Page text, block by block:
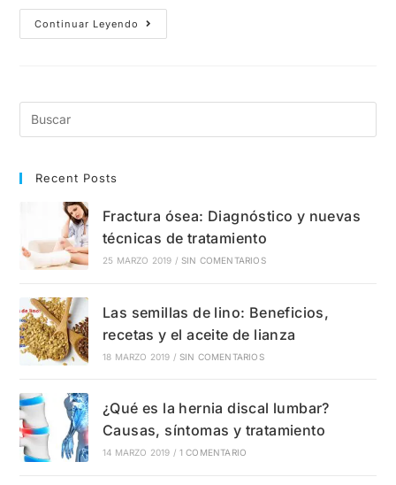
Continuar Leyendo
¿Qué
Es
Y
Recent Posts
Fractura ósea: Diagnóstico y nuevas
técnicas de tratamiento
25 MARZO 2019 / SIN COMENTARIOS
Las semillas de lino: Beneficios,
recetas y el aceite de lianza
18 MARZO 2019 / SIN COMENTARIOS
¿Qué es la hernia discal lumbar?
Causas, síntomas y tratamiento
14 MARZO 2019 / 1 COMENTARIO